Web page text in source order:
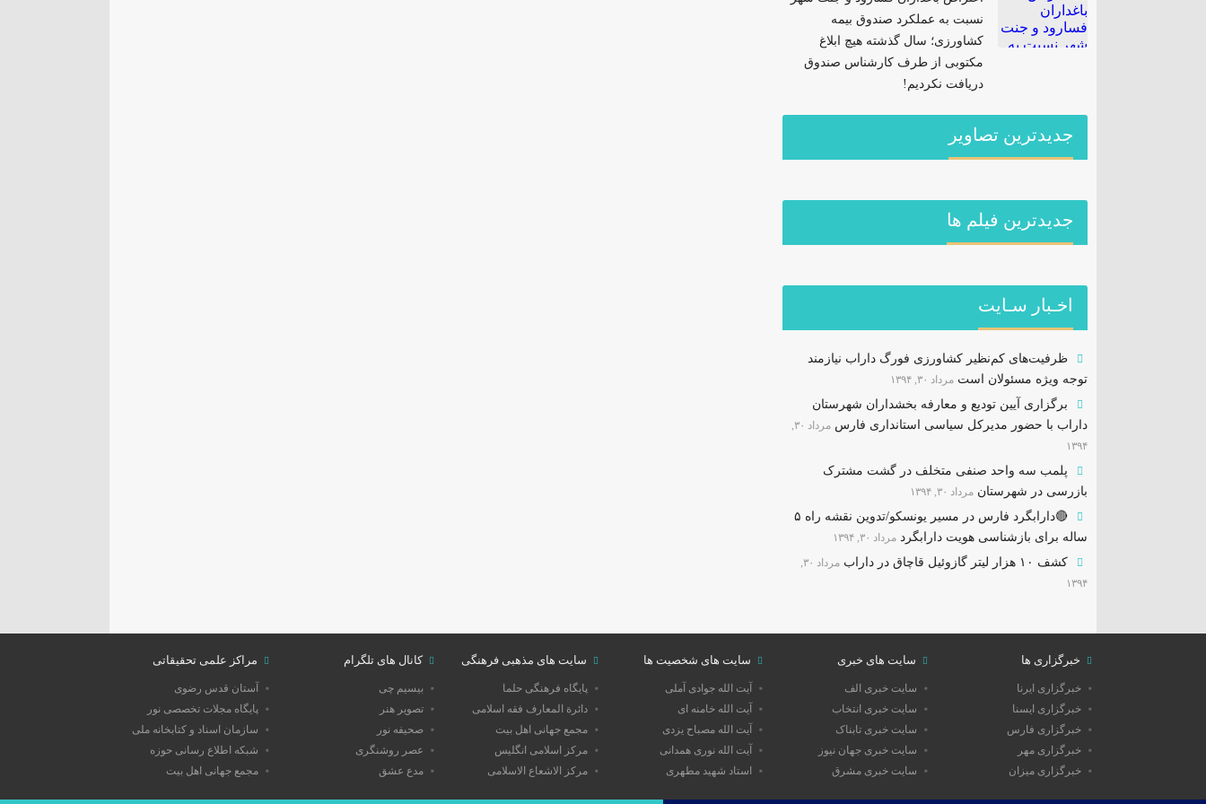
نسبت به عملکرد صندوق بیمه
کشاورزی؛ سال گذشته هیچ ابلاغ
مکتوبی از طرف کارشناس صندوق
دریافت نکردیم!
جدیدترین تصاویر
جديدترين فیلم ها
اخـبار سـایت
ظرفیت‌های کم‌نظیر کشاورزی فورگ داراب نیازمند
توجه ویژه مسئولان است مرداد ۳۰, ۱۳۹۴
برگزاری آیین تودیع و معارفه بخشداران شهرستان
داراب با حضور مدیرکل سیاسی استانداری فارس
مرداد ۳۰,
۱۳۹۴
پلمب سه واحد صنفی متخلف در گشت مشترک
بازرسی در شهرستان مرداد ۳۰, ۱۳۹۴
🔴دارابگرد فارس در مسیر یونسکو/تدوین نقشه راه ۵
ساله برای بازشناسی هویت دارابگرد مرداد ۳۰, ۱۳۹۴
کشف ۱۰ هزار لیتر گازوئیل قاچاق در داراب
مرداد ۳۰,
۱۳۹۴
خبرگزاری ها
خبرگزاری ایرنا
خبرگزاری ایسنا
خبرگزاری فارس
خبرگزاری مهر
خبرگزاری میزان
سایت های خبری
سایت خبری الف
سایت خبری انتخاب
سایت خبری تابناک
سایت خبری جهان نیوز
سایت خبری مشرق
سایت های شخصیت ها
آیت الله جوادی آملی
آیت الله خامنه ای
آیت الله مصباح یزدی
آیت الله نوری همدانی
استاد شهید مطهری
سایت های مذهبی فرهنگی
پایگاه فرهنگی حلما
دائرة المعارف فقه اسلامی
مجمع جهانی اهل بیت
مرکز اسلامی انگلیس
مرکز الاشعاع الاسلامی
کانال های تلگرام
بیسیم چی
تصویر هنر
صحیفه نور
عصر روشنگری
مدع عشق
مراکز علمی تحقیقاتی
آستان قدس رضوی
پایگاه مجلات تخصصی نور
سازمان اسناد و کتابخانه ملی
شبکه اطلاع رسانی حوزه
مجمع جهانی اهل بیت